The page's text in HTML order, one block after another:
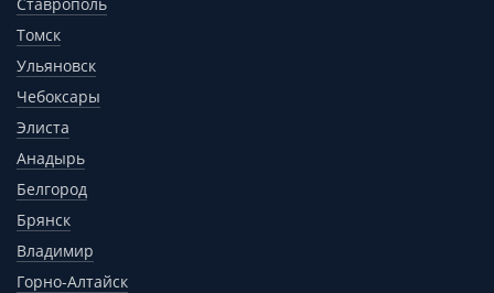
Томск
Ульяновск
Чебоксары
Элиста
Анадырь
Белгород
Брянск
Владимир
Горно-Алтайск